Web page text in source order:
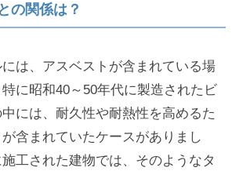
の関係は？
は、アスベストが含まれている場
に昭和40～50年代に製造されたビ
には、耐久性や耐熱性を高めるた
含まれていたケースがありまし
工された建物では、そのようなタ